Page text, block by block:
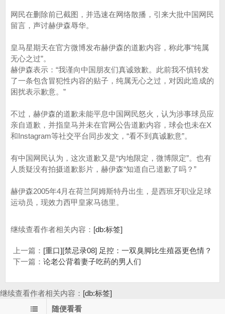
网民在删除前已截图，并迅速在网络散播，引来大批中国网民
留言，声讨赫伊森辱华。
皇马星期天在官方微博发布赫伊森的道歉内容，称此事“纯属
无心之过”。
赫伊森表示：“我谨向中国朋友们真诚致歉。此前我不慎转发
了一条包含冒犯性内容的贴子，纯属无心之过，对因此造成的
困扰表示歉意。”
不过，赫伊森的道歉未能平息中国网民怒火，认为涉事球员应
亲自道歉，并指皇马并未在官网公告道歉内容，球会也未在X
和Instagram等社交平台同步发文，“看不到真诚歉意”。
有中国网民认为，这次道歉又是“内地限定，微博限定”。也有
人质疑没有拍摄道歉影片，赫伊森“知道自己道歉了吗？”
赫伊森2005年4月在荷兰阿姆斯特丹出生，是西班牙职业足球
运动员，现效力西甲皇家马德里。
继续查看作者相关内容： [db:标签]
上一篇： [重口][禁忌录08] 足控：一双臭脚比生殖器更色情？
下一篇： 论老公背着妻子吃药的男人们
继续查看作者相关内容： [db:标签]
随便看看